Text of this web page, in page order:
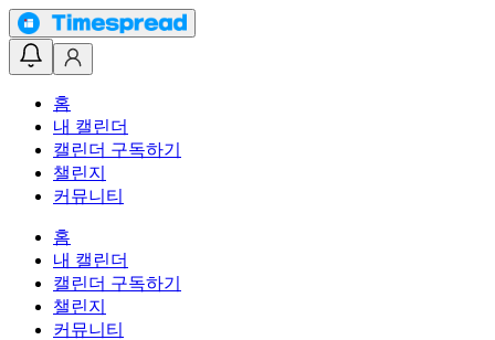
홈
내 캘린더
캘린더 구독하기
챌린지
커뮤니티
홈
내 캘린더
캘린더 구독하기
챌린지
커뮤니티